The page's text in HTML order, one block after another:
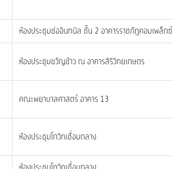
ห้องประชุมช่ออินทนิล ชั้น 2 อาคารราชภัฏคอมเพล็กซ์
ห้องประชุมขวัญข้าว ณ อาคารสิริวิทยเกษตร
คณะพยาบาลศาสตร์ อาคาร 13
ห้องประชุมโกวิทเชื่อมกลาง